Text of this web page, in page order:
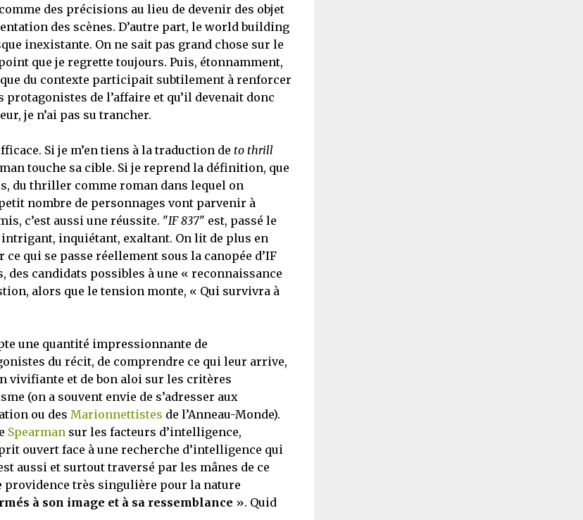
des précisions au lieu de devenir des objet
des scènes. D’autre part, le world building
inexistante. On ne sait pas grand chose sur le
que je regrette toujours. Puis, étonnamment,
du contexte participait subtilement à renforcer
de l’affaire et qu’il devenait donc
je n’ai pas su trancher.
Si je m’en tiens à la traduction de to thrill
touche sa cible. Si je reprend la définition, que
du thriller comme roman dans lequel on
nombre de personnages vont parvenir à
c’est aussi une réussite. "IF 837" est, passé le
inquiétant, exaltant. On lit de plus en
qui se passe réellement sous la canopée d’IF
des candidats possibles à une « reconnaissance
alors que le tension monte, « Qui survivra à
une quantité impressionnante de
du récit, de comprendre ce qui leur arrive,
vivifiante et de bon aloi sur les critères
(on a souvent envie de s’adresser aux
ou des Marionnettistes de l’Anneau-Monde).
Spearmansur les facteurs d’intelligence,
ouvert face à une recherche d’intelligence qui
aussi et surtout traversé par les mânes de ce
providence très singulière pour la nature
à son image et à sa ressemblance ». Quid